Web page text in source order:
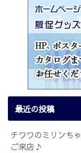
最近の投稿
チワワのミリンち
ご来店♪